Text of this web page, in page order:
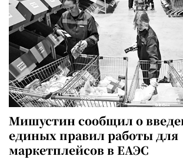
Мишустин сообщил о
единых правил работы для
маркетплейсов в ЕАЭС